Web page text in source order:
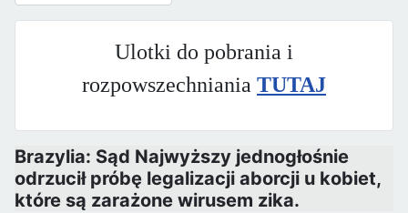
Ulotki do pobrania i
rozpowszechniania TUTAJ
Brazylia: Sąd Najwyższy jednogłośnie
odrzucił próbę legalizacji aborcji u kobiet,
które są zarażone wirusem zika.